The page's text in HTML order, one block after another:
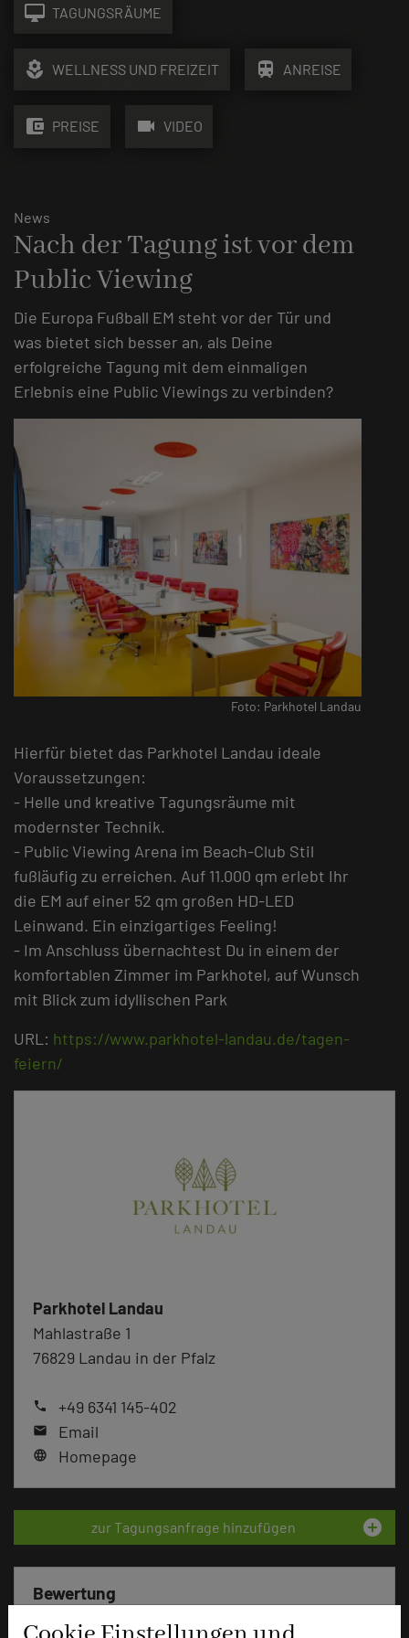
desktop_mac TAGUNGSRÄUME
local_florist WELLNESS UND FREIZEIT train ANREISE
account_balance_wallet PREISE videocam VIDEO
News
Nach der Tagung ist vor dem
Public Viewing
Die Europa Fußball EM steht vor der Tür und
was bietet sich besser an, als Deine
erfolgreiche Tagung mit dem einmaligen
Erlebnis eine Public Viewings zu verbinden?
Foto: Parkhotel Landau
Hierfür bietet das Parkhotel Landau ideale
Voraussetzungen:
- Helle und kreative Tagungsräume mit
modernster Technik.
- Public Viewing Arena im Beach-Club Stil
fußläufig zu erreichen. Auf 11.000 qm erlebt Ihr
die EM auf einer 52 qm großen HD-LED
Leinwand. Ein einzigartiges Feeling!
- Im Anschluss übernachtest Du in einem der
komfortablen Zimmer im Parkhotel, auf Wunsch
mit Blick zum idyllischen Park
URL: https://www.parkhotel-landau.de/tagen-
feiern/
Parkhotel Landau
Mahlastraße 1
76829 Landau in der Pfalz
phone +49 6341 145-402
mail Email
language Homepage
zur Tagungsanfrage hinzufügen add_circle
Bewertung